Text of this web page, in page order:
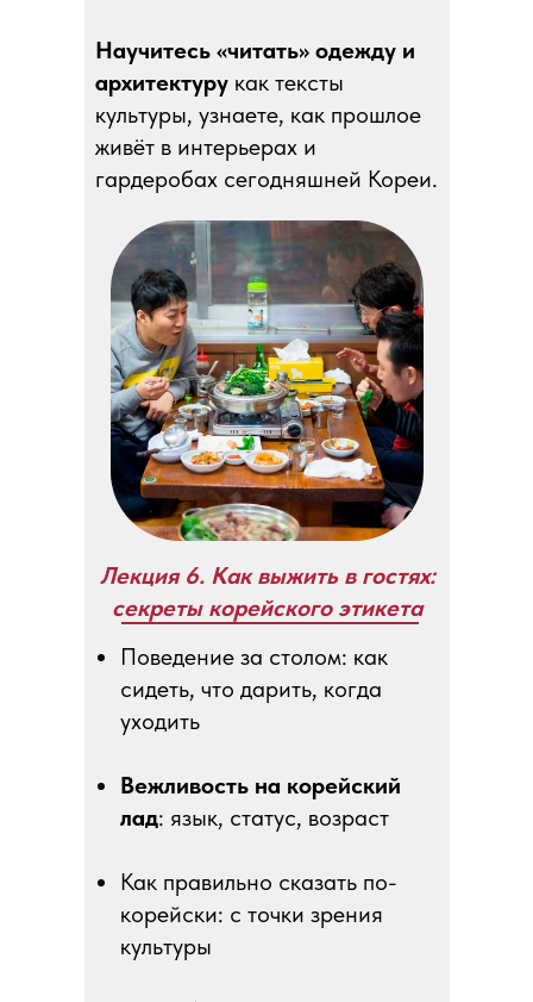
Поведение за столом: как
сидеть, что дарить, когда
уходить
Вежливость на корейский
лад: язык, статус, возраст
Как правильно сказать по-
корейски: с точки зрения
культуры
Лекция 6. Как выжить в гостях:
секреты корейского этикета
Научитесь «читать» одежду и
архитектуру как тексты
культуры, узнаете, как прошлое
живёт в интерьерах и
гардеробах сегодняшней Кореи.